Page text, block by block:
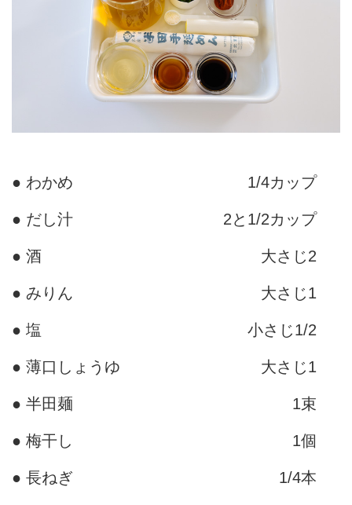
● わかめ 1/4カップ
● だし汁 2と1/2カップ
● 酒 大さじ2
● みりん 大さじ1
● 塩 小さじ1/2
● 薄口しょうゆ 大さじ1
● 半田麺 1束
● 梅干し 1個
● 長ねぎ 1/4本